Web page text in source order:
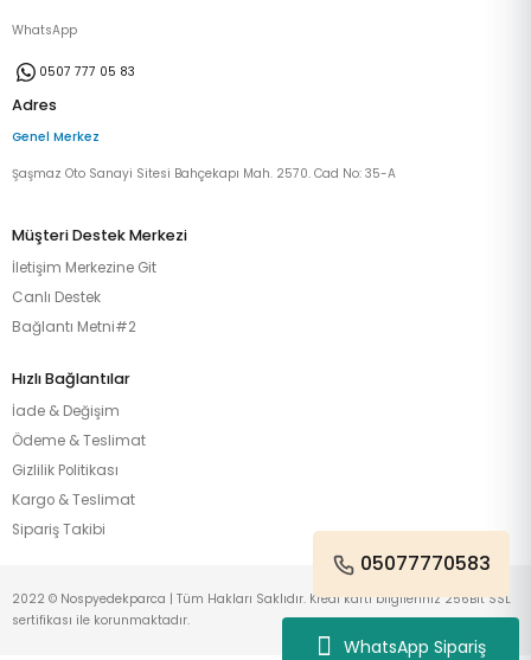
WhatsApp Sipariş
WhatsApp
0507 777 05 83
Adres
Genel Merkez
Şaşmaz Oto Sanayi Sitesi Bahçekapı Mah. 2570. Cad No: 35-A
Müşteri Destek Merkezi
İletişim Merkezine Git
Canlı Destek
Bağlantı Metni#2
Hızlı Bağlantılar
İade & Değişim
Ödeme & Teslimat
Gizlilik Politikası
Kargo & Teslimat
Sipariş Takibi
05077770583
2022 © Nospyedekparca | Tüm Hakları Saklıdır. Kredi kartı bilgileriniz 256Bit SSL
sertifikası ile korunmaktadır.